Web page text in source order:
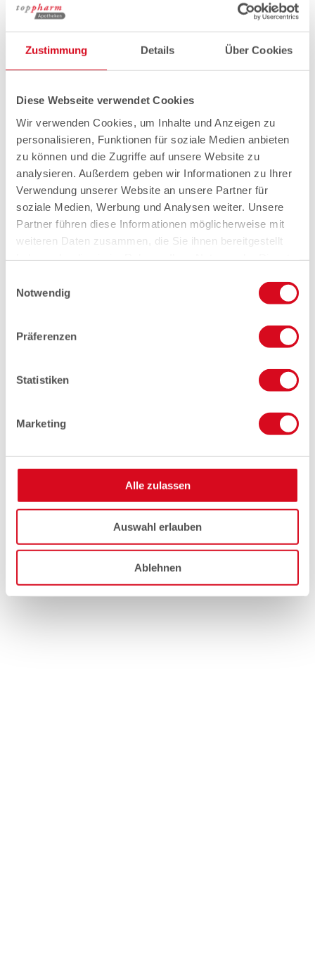
Zustimmung Details Über Cookies
Diese Webseite verwendet Cookies
Wir verwenden Cookies, um Inhalte und Anzeigen zu
personalisieren, Funktionen für soziale Medien anbieten
zu können und die Zugriffe auf unsere Website zu
analysieren. Außerdem geben wir Informationen zu Ihrer
Verwendung unserer Website an unsere Partner für
soziale Medien, Werbung und Analysen weiter. Unsere
Partner führen diese Informationen möglicherweise mit
weiteren Daten zusammen, die Sie ihnen bereitgestellt
Notwendig
Präferenzen
Statistiken
Marketing
Alle zulassen
Auswahl erlauben
Ablehnen